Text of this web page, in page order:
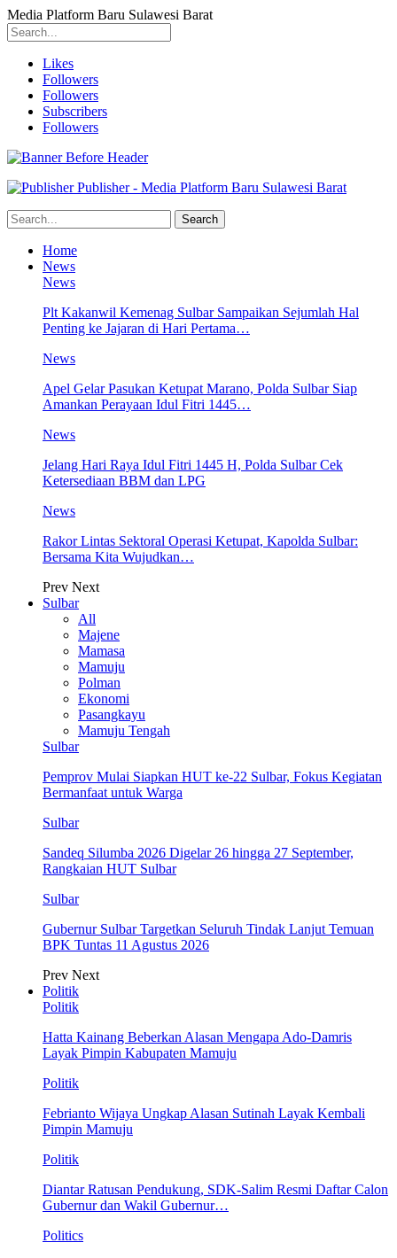
Media Platform Baru Sulawesi Barat
Likes
Followers
Followers
Subscribers
Followers
Publisher - Media Platform Baru Sulawesi Barat
Home
News
News
Plt Kakanwil Kemenag Sulbar Sampaikan Sejumlah Hal
Penting ke Jajaran di Hari Pertama…
News
Apel Gelar Pasukan Ketupat Marano, Polda Sulbar Siap
Amankan Perayaan Idul Fitri 1445…
News
Jelang Hari Raya Idul Fitri 1445 H, Polda Sulbar Cek
Ketersediaan BBM dan LPG
News
Rakor Lintas Sektoral Operasi Ketupat, Kapolda Sulbar:
Bersama Kita Wujudkan…
Prev Next
Sulbar
All
Majene
Mamasa
Mamuju
Polman
Ekonomi
Pasangkayu
Mamuju Tengah
Sulbar
Pemprov Mulai Siapkan HUT ke-22 Sulbar, Fokus Kegiatan
Bermanfaat untuk Warga
Sulbar
Sandeq Silumba 2026 Digelar 26 hingga 27 September,
Rangkaian HUT Sulbar
Sulbar
Gubernur Sulbar Targetkan Seluruh Tindak Lanjut Temuan
BPK Tuntas 11 Agustus 2026
Prev Next
Politik
Politik
Hatta Kainang Beberkan Alasan Mengapa Ado-Damris
Layak Pimpin Kabupaten Mamuju
Politik
Febrianto Wijaya Ungkap Alasan Sutinah Layak Kembali
Pimpin Mamuju
Politik
Diantar Ratusan Pendukung, SDK-Salim Resmi Daftar Calon
Gubernur dan Wakil Gubernur…
Politics